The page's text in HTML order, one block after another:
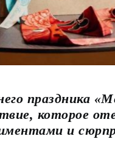
праздника
которое
и